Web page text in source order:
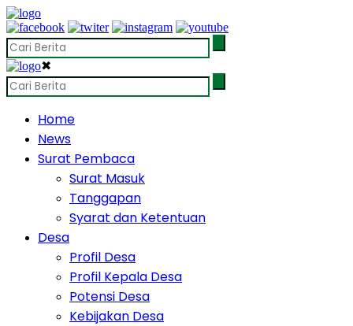
✖
Home
News
Surat Pembaca
Surat Masuk
Tanggapan
Syarat dan Ketentuan
Desa
Profil Desa
Profil Kepala Desa
Potensi Desa
Kebijakan Desa